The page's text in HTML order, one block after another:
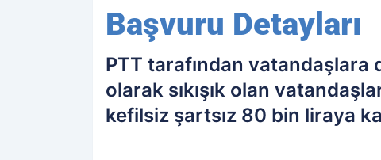
Başvuru Detayları
PTT tarafından vatandaşlara
olarak sıkışık olan
kefilsiz şartsız 80 bin liraya